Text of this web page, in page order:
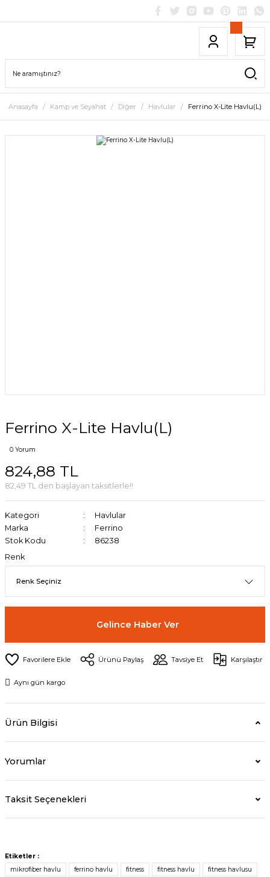
Anasayfa Kamp ve Seyahat Diğer Havlular Ferrino X-Lite Havlu(L)
Ferrino X-Lite Havlu(L)
0 Yorum
824,88 TL
82,49 TL den başlayan taksitlerle!!
Kategori
Havlular
Marka
Ferrino
Stok Kodu
86238
Renk
Gelince Haber Ver
Ürünü Paylaş Tavsiye Et Karşılaştır
Aynı gün kargo
Ürün Bilgisi
Yorumlar
Taksit Seçenekleri
Etiketler :
mikrofiber havlu
ferrino havlu fitness fitness havlu fitness havlusu